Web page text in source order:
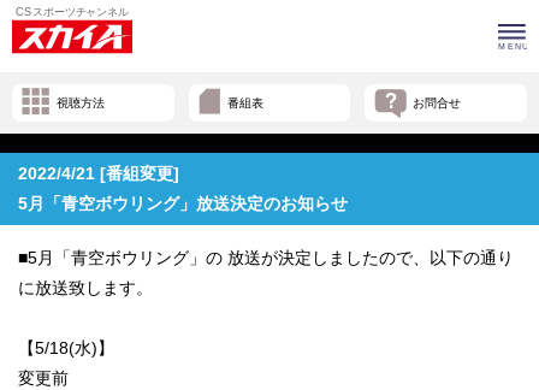
視聴方法 番組表 お問合せ
2022/4/21 [番組変更]
5月「青空ボウリング」放送決定のお知らせ
■5月「青空ボウリング」の 放送が決定しましたので、以下の通り
に放送致します。
【5/18(水)】
変更前